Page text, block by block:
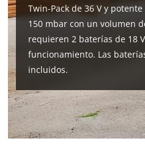
Twin-Pack de 36 V y
150 mbar con un volumen
requieren 2 baterías de 18
funcionamiento. Las
incluidos.